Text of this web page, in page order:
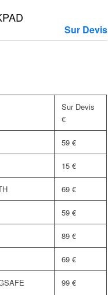
Sur Devis
Sur Devis
€
59 €
15 €
69 €
59 €
89 €
69 €
99 €